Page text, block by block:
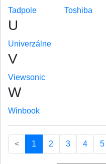
Tadpole Toshiba
U
Univerzálne
V
Viewsonic
W
Winbook
< 1 (current)
2 3 4 5